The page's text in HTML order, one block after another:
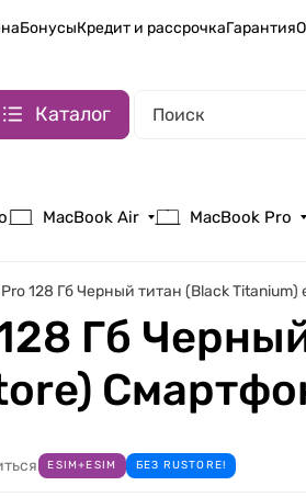
БонусыКредит и рассрочкаГарантия
Каталог
MacBook Air MacBook Pro
128 Гб Черный титан (Black
Гб
ESIM+ESIM БЕЗ RUSTORE!